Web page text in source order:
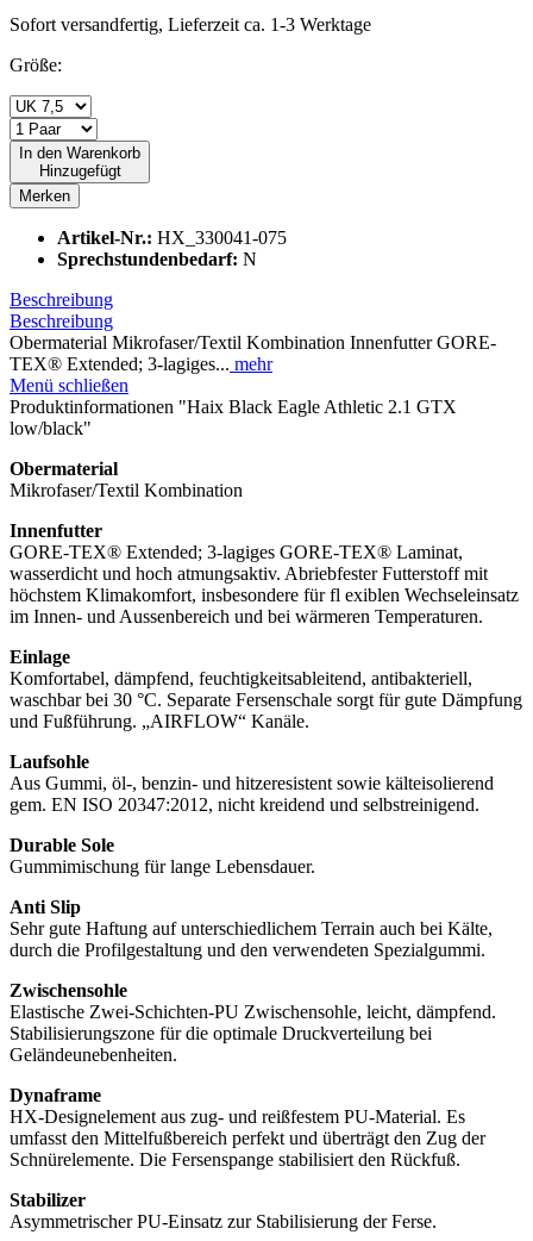
Sofort versandfertig, Lieferzeit ca. 1-3 Werktage
Größe:
In den Warenkorb
Hinzugefügt
Merken
Artikel-Nr.: HX_330041-075
Sprechstundenbedarf: N
Beschreibung
Beschreibung
Obermaterial Mikrofaser/Textil Kombination Innenfutter GORE-
TEX® Extended; 3-lagiges... mehr
Menü schließen
Produktinformationen "Haix Black Eagle Athletic 2.1 GTX
low/black"
Obermaterial
Mikrofaser/Textil Kombination
Innenfutter
GORE-TEX® Extended; 3-lagiges GORE-TEX® Laminat,
wasserdicht und hoch atmungsaktiv. Abriebfester Futterstoff mit
höchstem Klimakomfort, insbesondere für fl exiblen Wechseleinsatz
im Innen- und Aussenbereich und bei wärmeren Temperaturen.
Einlage
Komfortabel, dämpfend, feuchtigkeitsableitend, antibakteriell,
waschbar bei 30 °C. Separate Fersenschale sorgt für gute Dämpfung
und Fußführung. „AIRFLOW“ Kanäle.
Laufsohle
Aus Gummi, öl-, benzin- und hitzeresistent sowie kälteisolierend
gem. EN ISO 20347:2012, nicht kreidend und selbstreinigend.
Durable Sole
Gummimischung für lange Lebensdauer.
Anti Slip
Sehr gute Haftung auf unterschiedlichem Terrain auch bei Kälte,
durch die Profilgestaltung und den verwendeten Spezialgummi.
Zwischensohle
Elastische Zwei-Schichten-PU Zwischensohle, leicht, dämpfend.
Stabilisierungszone für die optimale Druckverteilung bei
Geländeunebenheiten.
Dynaframe
HX-Designelement aus zug- und reißfestem PU-Material. Es
umfasst den Mittelfußbereich perfekt und überträgt den Zug der
Schnürelemente. Die Fersenspange stabilisiert den Rückfuß.
Stabilizer
Asymmetrischer PU-Einsatz zur Stabilisierung der Ferse.